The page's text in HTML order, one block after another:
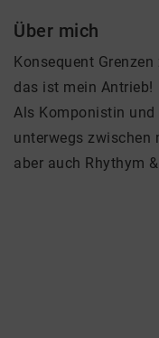
Über mich
Konsequent
das ist mein Antrieb!
Als Komponistin
unterwegs zwischen
aber auch Rhythym